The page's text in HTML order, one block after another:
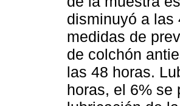
disminuyó a las
medidas de
de colchón
las 48 horas.
horas, el 6% se